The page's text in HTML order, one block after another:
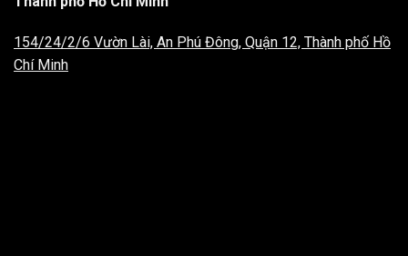
154/24/2/6 Vườn Lài, An Phú Đông, Quận 12, Thành phố Hồ
Chí Minh